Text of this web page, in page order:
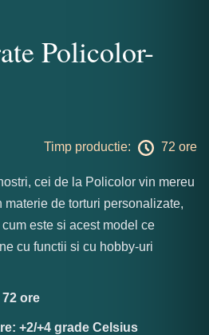
Policolor-
Timp productie: 72 ore
cei de la Policolor vin mereu
de torturi personalizate,
este si acest model ce
cu functii si cu hobby-uri
ore
+2/+4 grade Celsius